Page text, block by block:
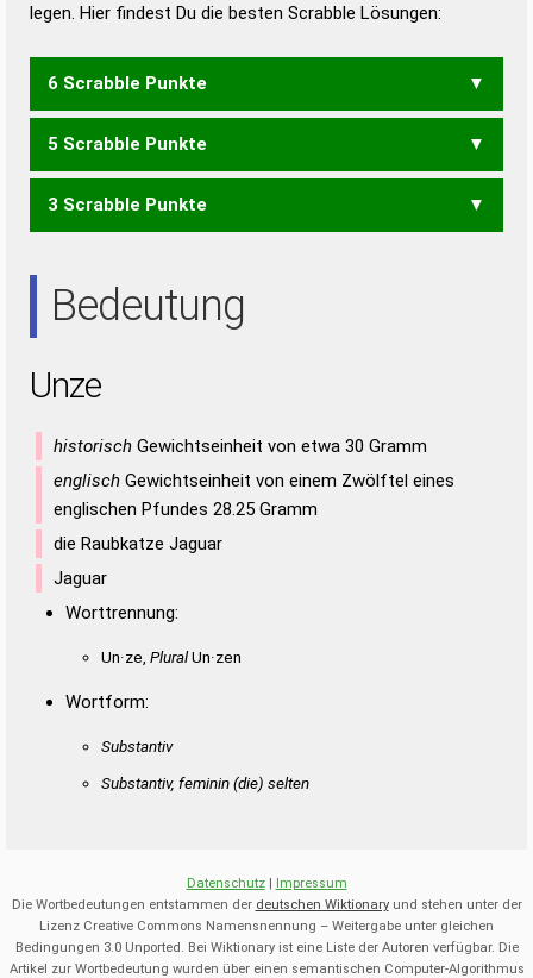
Duden – Deutsches
Universalwörterbuch
legen. Hier findest Du die besten Scrabble Lösungen:
6 Scrabble Punkte
UZEN
5 Scrabble Punkte
UZE ZEN
3 Scrabble Punkte
Bedeutung
Unze
historisch Gewichtseinheit von etwa 30 Gramm
englisch Gewichtseinheit von einem Zwölftel eines
englischen Pfundes 28.25 Gramm
die Raubkatze Jaguar
Jaguar
Worttrennung:
Un·ze, PluralUn·zen
Wortform:
Substantiv
Substantiv, feminin(die) selten
Datenschutz| Impressum
Die Wortbedeutungen entstammen der deutschen Wiktionaryund stehen unter der
Lizenz Creative Commons Namensnennung – Weitergabe unter gleichen
Bedingungen 3.0 Unported. Bei Wiktionary ist eine Liste der Autoren verfügbar. Die
Artikel zur Wortbedeutung wurden über einen semantischen Computer-Algorithmus